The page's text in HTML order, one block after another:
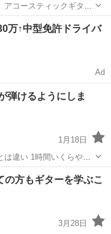
コースティックギター
音楽と楽器演奏を指導致
音楽教室
万↑中型免許ドライバ
Ad
弾けるようにしま
1月18日
方もギターを学ぶこ
3月28日